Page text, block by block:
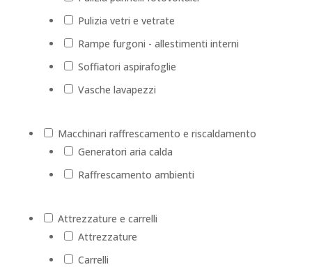
Pulizia vetri e vetrate
Rampe furgoni - allestimenti interni
Soffiatori aspirafoglie
Vasche lavapezzi
Macchinari raffrescamento e riscaldamento
Generatori aria calda
Raffrescamento ambienti
Attrezzature e carrelli
Attrezzature
Carrelli